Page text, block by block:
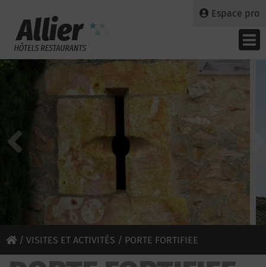
Espace pro
/ VISITES ET ACTIVITÉS / PORTE FORTIFIEE